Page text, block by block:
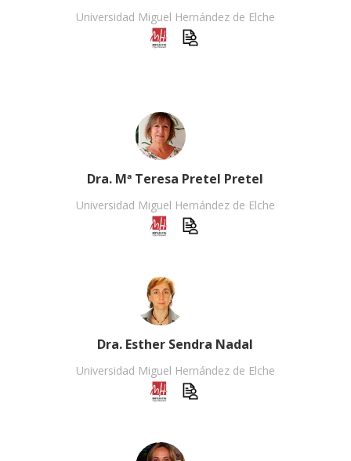
Universidad Miguel Hernández de Elche
Dra. Mª Teresa Pretel Pretel
Universidad Miguel Hernández de Elche
Dra. Esther Sendra Nadal
Universidad Miguel Hernández de Elche